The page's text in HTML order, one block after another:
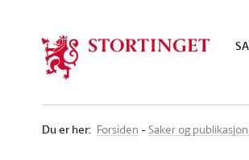
Du er her: Forsiden Saker og